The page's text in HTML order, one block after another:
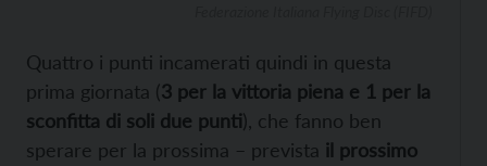
Quattro i punti incamerati quindi in questa
prima giornata (3 per la vittoria piena e 1 per la
sconfitta di soli due punti), che fanno ben
sperare per la prossima – prevista il prossimo